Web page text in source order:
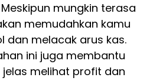
mungkin terasa
memudahkan kamu
dan melacak arus kas.
ini juga membantu
jelas melihat profit dan